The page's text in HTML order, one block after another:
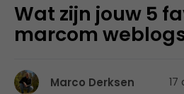
Wat zijn jouw 5
marcom
Marco Derksen 17